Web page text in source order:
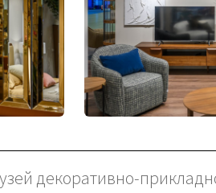
декоративно-